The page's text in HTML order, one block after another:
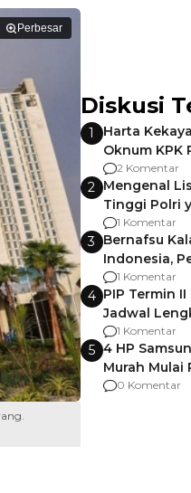
Perbesar
Diskusi
1
Harta
Oknum KPK
Pemalang
2 Komentar
2 Mengenal
Tinggi Polri
Usai Jadi
1 Komentar
3 Bernafsu
Indonesia,
Berencana
1 Komentar
4 PIP Termin
Jadwal
agar Dana
1 Komentar
5 4 HP
Murah Mulai
0 Komentar